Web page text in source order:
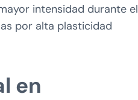
intensidad durante el
por alta plasticidad
en